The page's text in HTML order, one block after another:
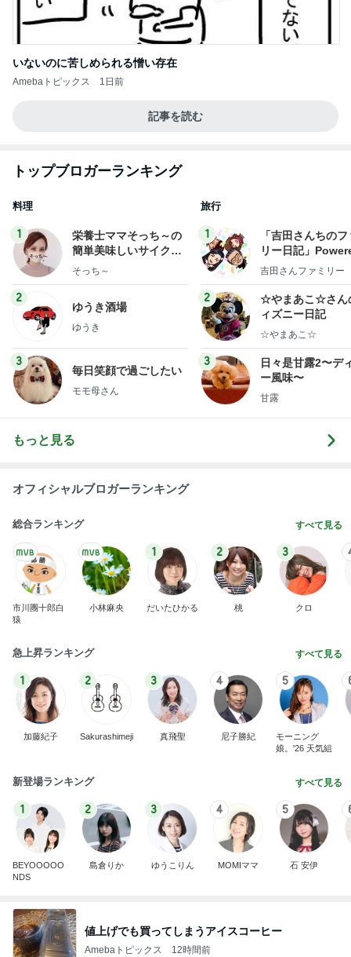
いないのに苦しめられる憎い存在
Amebaトピックス 1日前
記事を読む
トップブロガーランキング
料理
1
栄養士ママそっち～の
簡単美味しいサイクル
献立
そっち～
2
ゆうき酒場
ゆうき
3
毎日笑顔で過ごしたい
モモ母さん
旅行
1
「吉田さんちの
リー日記」
y Ameba 吉田さ
ログ
吉田さんファミリー
2
☆やまあこ☆さん
ィズニー日記
☆やまあこ☆
3
日々是甘露2〜デ
ー風味〜
甘露
もっと見る
オフィシャルブロガーランキング
総合ランキング すべて見る
市川團十郎白
猿
小林麻央
1
だいたひかる
2
桃
3
クロ
急上昇ランキング すべて見る
1
加藤紀子
2
Sakurashimeji
3
真飛聖
4
尼子勝紀
5
モーニング
娘。'26 天気組
新登場ランキング すべて見る
1
BEYOOOOO
NDS
2
島倉りか
3
ゆうこりん
4
MOMIママ
5
石 安伊
値上げでも買ってしまうアイスコーヒー
Amebaトピックス 12時間前